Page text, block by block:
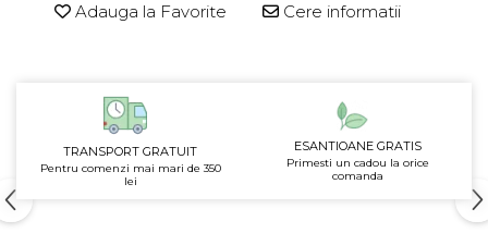
Adauga la Favorite Cere informatii
TRANSPORT GRATUIT
Pentru comenzi mai mari de 350
lei
ESANTIOANE GRATIS
Primesti un cadou la orice
comanda